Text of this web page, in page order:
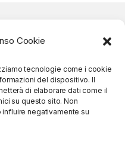
Cookie
tecnologie come i cookie
del dispositivo. Il
di elaborare dati come il
su questo sito. Non
negativamente su